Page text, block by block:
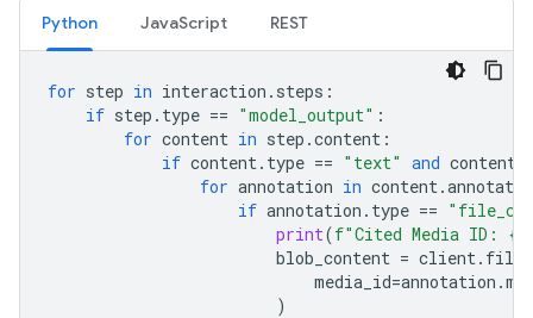
Python JavaScript REST
for step in interaction . steps :
if step . type == "model_output" :
for content in step .content :
if content. type == "text" and content
for annotation in content.
if annotation . type ==
print(f"Cited Media ID: {
blob_content = client.
media_id=annotation .
)